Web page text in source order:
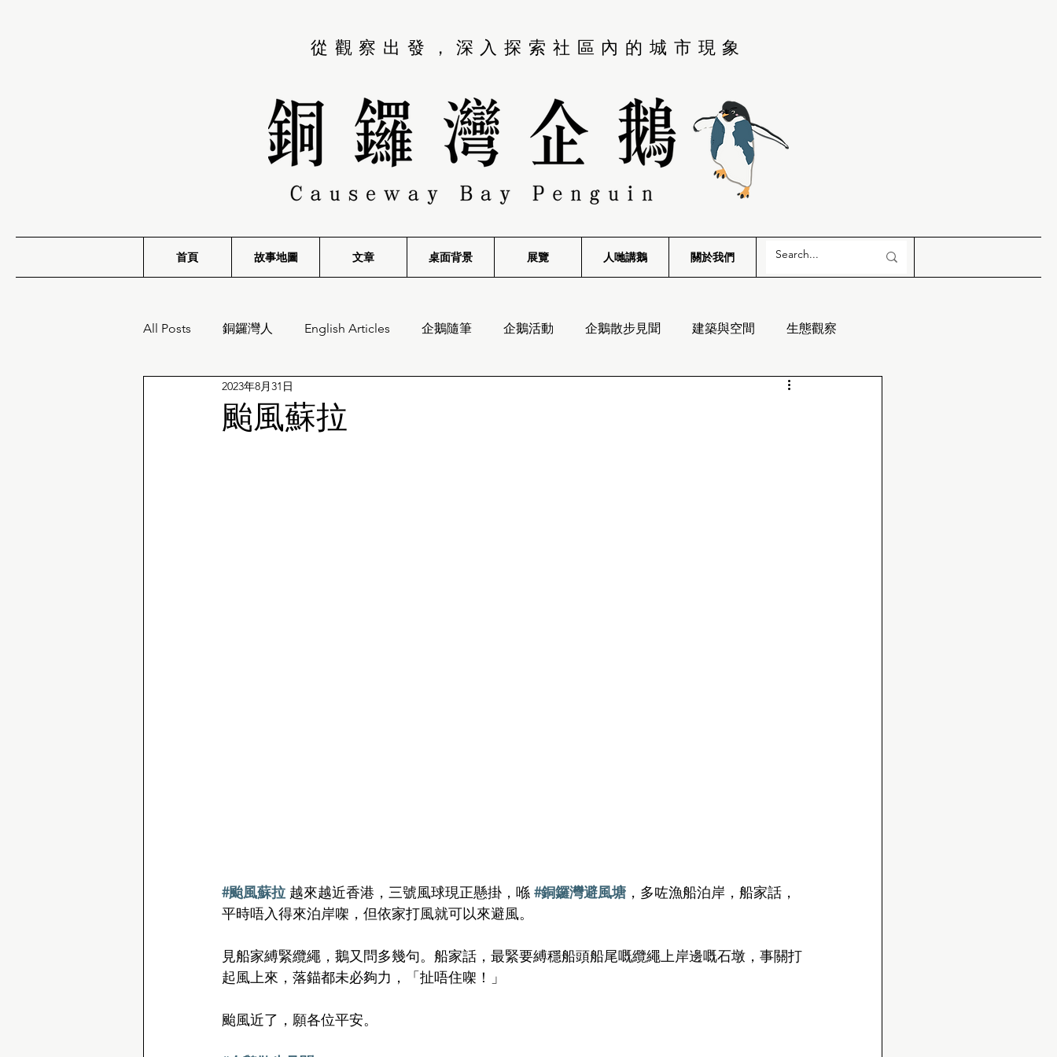
從觀察出發，深入探索社區內的城市現象
首頁 故事地圖 文章 桌面背景 展覽 ​人哋講鵝 關於我們
All Posts 銅鑼灣人 English Articles 企鵝隨筆 企鵝活動 企鵝散步見聞 建築與空間 生態觀察
企鵝冷知識
颱風蘇拉
2023年8月31日
#颱風蘇拉 越來越近香港，三號風球現正懸掛，喺 #銅鑼灣避風塘 ，多咗漁船泊岸，船家話，
平時唔入得來泊岸㗎，但依家打風就可以來避風。
見船家縛緊纜繩，鵝又問多幾句。船家話，最緊要縛穩船頭船尾嘅纜繩上岸邊嘅石墩，事關打
起風上來，落錨都未必夠力，「扯唔住㗎！」
颱風近了，願各位平安。